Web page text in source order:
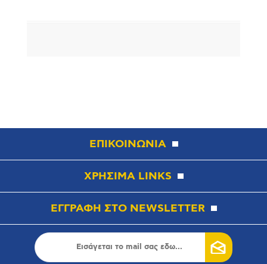
ΕΠΙΚΟΙΝΩΝΙΑ
ΧΡΗΣΙΜΑ LINKS
ΕΓΓΡΑΦΗ ΣΤΟ NEWSLETTER